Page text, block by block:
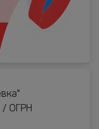
/ ОГРН